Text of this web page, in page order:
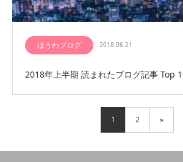
ほうわブログ 2018.06.21
2018年上半期 読まれたブログ記事 Top
1 2 »